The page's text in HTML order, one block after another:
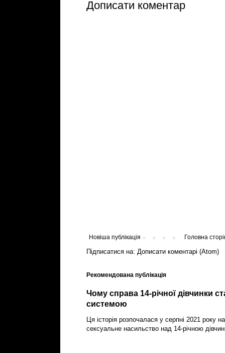
Дописати коментар
Новіша публікація Головна
Підписатися на: Дописати коментарі (Atom)
Рекомендована публікація
Чому справа 14-річної дівчинки
системою
Ця історія розпочалася у серпні 2021 року
сексуальне насильство над 14-річною